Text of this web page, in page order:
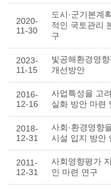
2020-
11-30
도시·군기본계
적인 국토관리
구
2023-
11-15
빛공해환경영
개선방안
2016-
12-16
사업특성을 고
실화 방안 마련
2018-
12-31
사회·환경영향
시설 입지 방안
2011-
12-31
사회영향평가
인 마련 연구